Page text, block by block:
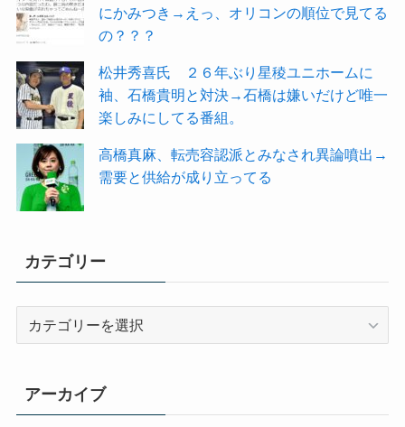
にかみつき→えっ、オリコンの順位で見てる
の？？？
松井秀喜氏 ２６年ぶり星稜ユニホームに
袖、石橋貴明と対決→石橋は嫌いだけど唯一
楽しみにしてる番組。
高橋真麻、転売容認派とみなされ異論噴出→
需要と供給が成り立ってる
カテゴリー
ー
アーカイブ